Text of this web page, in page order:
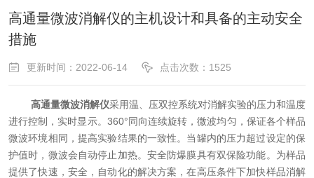
高通量微波消解仪的主机设计和具备的主动安全
措施
更新时间：2022-06-14 点击次数：1525
高通量微波消解仪采用温、压双控系统对消解实验的压力和温度
进行控制，实时显示。360°同向连续旋转，微波均匀，保证各个样品
微波环境相同，提高实验结果的一致性。当罐内的压力超过设定的保
护值时，微波会自动停止加热。安全防爆膜具有双保险功能。为样品
提供了快速，安全，自动化的解决方案，在高压条件下加快样品消解